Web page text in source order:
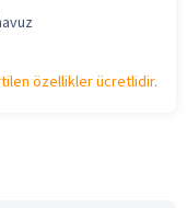
özellikler ücretlidir.